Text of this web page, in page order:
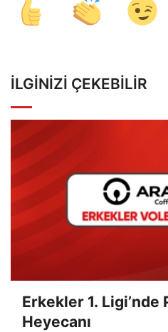
İLGINIZI ÇEKEBILIR
Erkekler 1.
Heyecanı